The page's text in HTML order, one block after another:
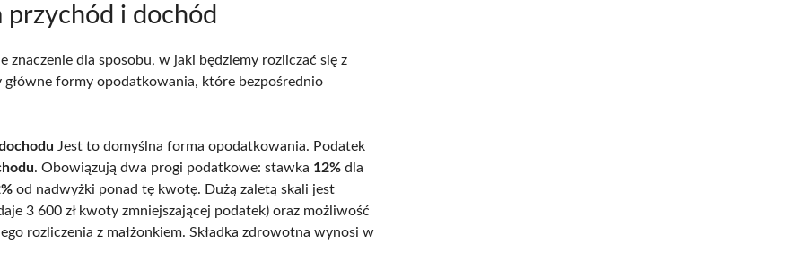
przychód i dochód
dla sposobu, w jaki będziemy rozliczać się z
formy opodatkowania, które bezpośrednio
Jest to domyślna forma opodatkowania. Podatek
. Obowiązują dwa progi podatkowe: stawka 12% dla
od nadwyżki ponad tę kwotę. Dużą zaletą skali jest
3 600 zł kwoty zmniejszającej podatek) oraz możliwość
rozliczenia z małżonkiem. Składka zdrowotna wynosi w